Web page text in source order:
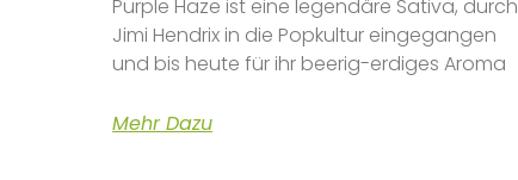
Purple Haze ist eine legendäre Sativa, durch
Jimi Hendrix in die Popkultur eingegangen
und bis heute für ihr beerig-erdiges Aroma
Mehr Dazu